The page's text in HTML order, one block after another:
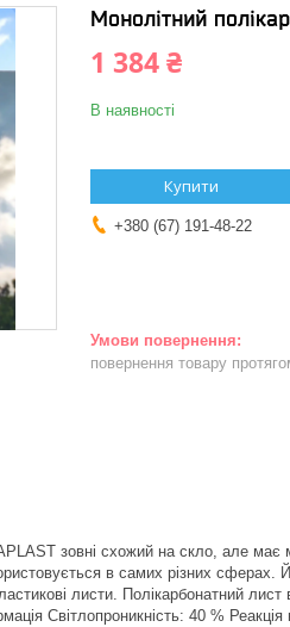
Монолітний
1 384 ₴
В наявності
Купити
+380 (67) 191-48-22
повернення товару
зовні схожий на скло, але має
в самих різних
листи. Полікарбонатний лист
Світлопроникність: 40 %